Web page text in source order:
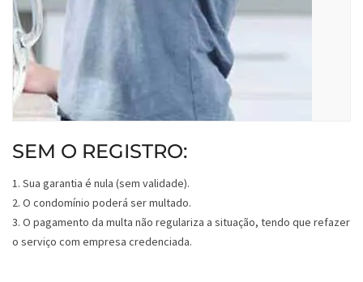
SEM O REGISTRO:
1. Sua garantia é nula (sem validade).
2. O condomínio poderá ser multado.
3. O pagamento da multa não regulariza a situação, tendo que refazer
o serviço com empresa credenciada.